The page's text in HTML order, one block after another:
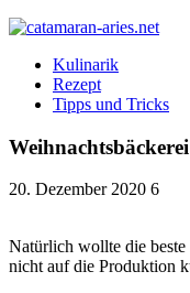
Kulinarik
Rezept
Tipps und Tricks
20. Dezember 2020 6
Natürlich wollte die
nicht auf die Produktion